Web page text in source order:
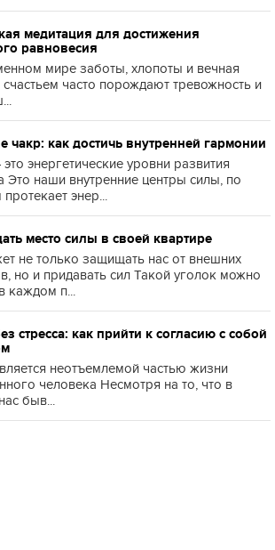
медитация для достижения
равновесия
мире заботы, хлопоты и вечная
счастьем часто порождают тревожность и
чакр: как достичь внутренней гармонии
энергетические уровни развития
Это наши внутренние центры силы, по
энер...
место силы в своей квартире
не только защищать нас от внешних
но и придавать сил Такой уголок можно
каждом п...
стресса: как прийти к согласию с собой
неотъемлемой частью жизни
человека Несмотря на то, что в
быв...